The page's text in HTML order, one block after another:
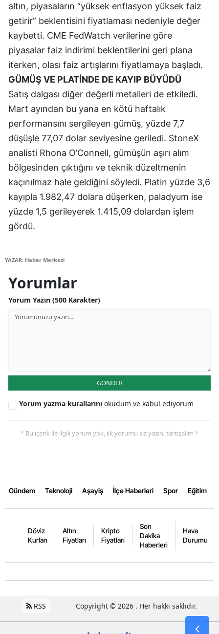
Zonguldak
Aksaray
Bayburt
Karaman
Kırıkkale
Batman
Şırnak
Bartın
Iğdır
Yalova
altın, piyasaların “yüksek enflasyon yüksek faiz
getirir” beklentisini fiyatlaması nedeniyle değer
kaybetti. CME FedWatch verilerine göre
piyasalar faiz indirimi beklentilerini geri plana
iterken, olası faiz artışlarını fiyatlamaya başladı.
GÜMÜŞ VE PLATİNDE DE KAYIP BÜYÜDÜ
Satış dalgası diğer değerli metalleri de etkiledi.
Mart ayından bu yana en kötü haftalık
performansını sergileyen gümüş, yüzde 7,7
düşüşle 77,07 dolar seviyesine geriledi. StoneX
analisti Rhona O’Connell, gümüşün aşırı alım
bölgesinden çıktığını ve teknik düzeltmenin
kaçınılmaz hale geldiğini söyledi. Platin yüzde 3,6
kayıpla 1.982,47 dolara düşerken, paladyum ise
yüzde 1,5 gerileyerek 1.415,09 dolardan işlem
gördü.
YAZAR: Haber Merkezi
Yorumlar
Yorum Yazın (500 Karakter)
GÖNDER
Yorum yazma kurallarını okudum ve kabul ediyorum
* Bu içerik ile ilgili yorum yok, ilk yorumu siz yazın, tartışalım *
Gündem Teknoloji Aşayiş İlçe Haberleri Spor Eğitim
Döviz
Kurları
Altın
Fiyatları
Kripto
Fiyatları
Son
Dakika
Haberleri
Hava
Durumu
RSS Copyright © 2026 . Her hakkı saklıdır.